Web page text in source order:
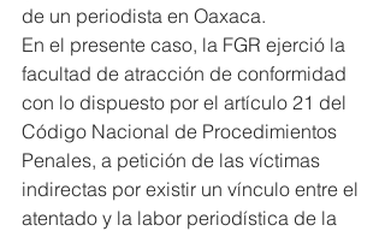
de un periodista en Oaxaca.
En el presente caso, la FGR ejerció la
facultad de atracción de conformidad
con lo dispuesto por el artículo 21 del
Código Nacional de Procedimientos
Penales, a petición de las víctimas
indirectas por existir un vínculo entre el
atentado y la labor periodística de la